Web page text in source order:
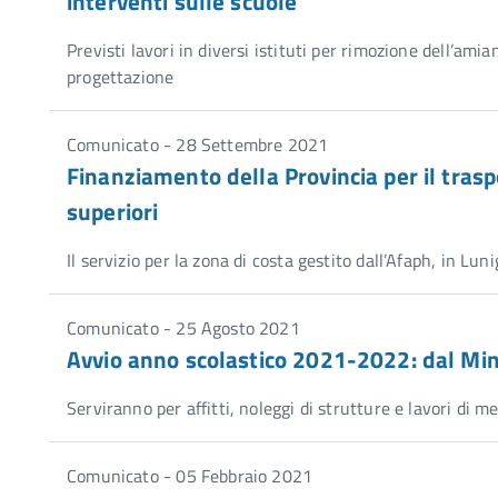
Previsti lavori in diversi istituti per rimozione
progettazione
Comunicato - 28 Settembre 2021
Finanziamento della Provincia per il
superiori
Il servizio per la zona di costa gestito dall’Afaph, in
Comunicato - 25 Agosto 2021
Avvio anno scolastico 2021-2022: dal
Serviranno per affitti, noleggi di strutture e lavori di
Comunicato - 05 Febbraio 2021